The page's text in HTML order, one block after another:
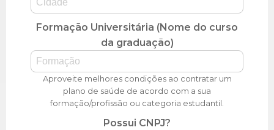
Formação Universitária (Nome do curso
da graduação)
Aproveite melhores condições ao contratar um
plano de saúde de acordo com a sua
formação/profissão ou categoria estudantil.
Possui CNPJ?